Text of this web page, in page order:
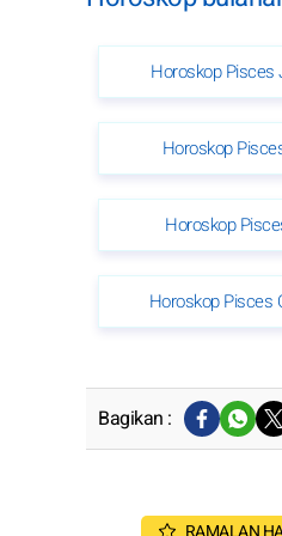
Horoskop Pisces
Horoskop
Horoskop
Horoskop Pisces
Bagikan :